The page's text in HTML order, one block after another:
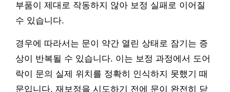
부품이 제대로 작동하지 않아 보정 실패로 이어질
수 있습니다.
경우에 따라서는 문이 약간 열린 상태로 잠기는 증
상이 반복될 수 있습니다. 이는 보정 과정에서 도어
락이 문의 실제 위치를 정확히 인식하지 못했기 때
문입니다. 재보정을 시도하기 전에 문이 완전히 닫